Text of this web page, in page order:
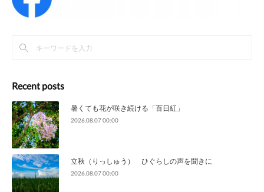
Recent posts
暑くても花が咲き続ける「百日紅」
2026.08.07 00:00
立秋（りっしゅう） ひぐらしの声を聞きに
2026.08.07 00:00